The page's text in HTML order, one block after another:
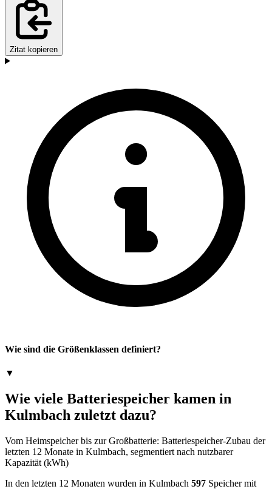
Zitat kopieren
Wie sind die Größenklassen definiert?
▼
Wie viele Batteriespeicher kamen in
Kulmbach zuletzt dazu?
Vom Heimspeicher bis zur Großbatterie: Batteriespeicher-Zubau der
letzten 12 Monate in Kulmbach, segmentiert nach nutzbarer
Kapazität (kWh)
In den letzten 12 Monaten wurden in Kulmbach 597 Speicher mit